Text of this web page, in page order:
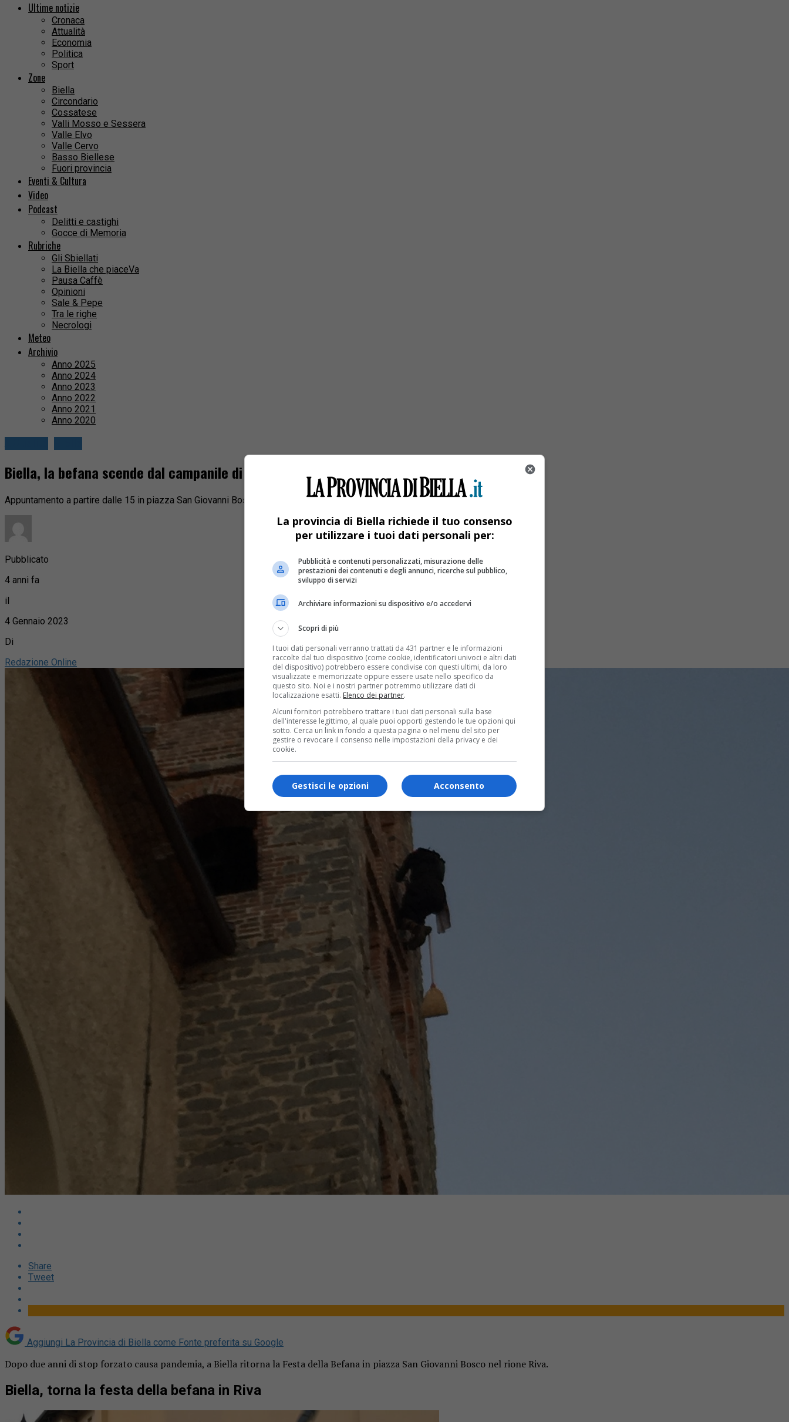
Ultime notizie
Cronaca
Attualità
Economia
Politica
Sport
Zone
Biella
Circondario
Cossatese
Valli Mosso e Sessera
Valle Elvo
Valle Cervo
Basso Biellese
Fuori provincia
Eventi & Cultura
Video
Podcast
Delitti e castighi
Gocce di Memoria
Rubriche
Gli Sbiellati
La Biella che piaceVa
Pausa Caffè
Opinioni
Sale & Pepe
Tra le righe
Necrologi
Meteo
Archivio
Anno 2025
Anno 2024
Anno 2023
Anno 2022
Anno 2021
Anno 2020
Biella, la befana scende dal campanile di San Cassiano
Appuntamento a partire dalle 15 in piazza San Giovanni Bosco
Pubblicato
4 anni fa
il
4 Gennaio 2023
Di
Redazione Online
Share
Tweet
Aggiungi La Provincia di Biella come Fonte preferita su Google
Dopo due anni di stop forzato causa pandemia, a Biella ritorna la Festa della Befana in piazza San Giovanni Bosco nel rione Riva.
Biella, torna la festa della befana in Riva
La provincia di Biella richiede il tuo consenso
per utilizzare i tuoi dati personali per:
Pubblicità e contenuti personalizzati, misurazione delle
prestazioni dei contenuti e degli annunci, ricerche sul pubblico,
sviluppo di servizi
Archiviare informazioni su dispositivo e/o accedervi
Scopri di più
I tuoi dati personali verranno trattati da 431 partner e le informazioni
raccolte dal tuo dispositivo (come cookie, identificatori univoci e altri dati
del dispositivo) potrebbero essere condivise con questi ultimi, da loro
visualizzate e memorizzate oppure essere usate nello specifico da
questo sito. Noi e i nostri partner potremmo utilizzare dati di
localizzazione esatti. Elenco dei partner.
Alcuni fornitori potrebbero trattare i tuoi dati personali sulla base
dell'interesse legittimo, al quale puoi opporti gestendo le tue opzioni qui
sotto. Cerca un link in fondo a questa pagina o nel menu del sito per
gestire o revocare il consenso nelle impostazioni della privacy e dei
cookie.
Acconsento
Gestisci le opzioni